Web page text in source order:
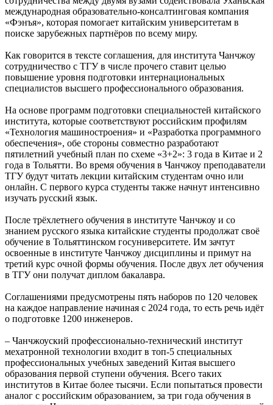
международная образовательно-консалтинговая компания
«Фэнъя», которая помогает китайским университетам в
поиске зарубежных партнёров по всему миру.
Как говорится в тексте соглашения, для института Чанчжоу
сотрудничество с ТГУ в числе прочего ставит целью
повышение уровня подготовки интернациональных
специалистов высшего профессионального образования.
На основе программ подготовки специальностей китайского
института, которые соответствуют российским профилям
«Технология машиностроения» и «Разработка программного
обеспечения», обе стороны совместно разработают
пятилетний учебный план по схеме «3+2»: 3 года в Китае и 2
года в Тольятти. Во время обучения в Чанчжоу преподаватели
ТГУ будут читать лекции китайским студентам очно или
онлайн. С первого курса студенты также начнут интенсивно
изучать русский язык.
После трёхлетнего обучения в институте Чанчжоу и со
знанием русского языка китайские студенты продолжат своё
обучение в Тольяттинском госуниверситете. Им зачтут
освоенные в институте Чанчжоу дисциплины и примут на
третий курс очной формы обучения. После двух лет обучения
в ТГУ они получат диплом бакалавра.
Соглашениями предусмотрены пять наборов по 120 человек
на каждое направление начиная с 2024 года, то есть речь идёт
о подготовке 1200 инженеров.
– Чанчжоуский профессионально-технический институт
мехатронной технологии входит в топ-5 специальных
профессиональных учебных заведений Китая высшего
образования первой ступени обучения. Всего таких
институтов в Китае более тысячи. Если попытаться провести
аналог с российским образованием, за три года обучения в